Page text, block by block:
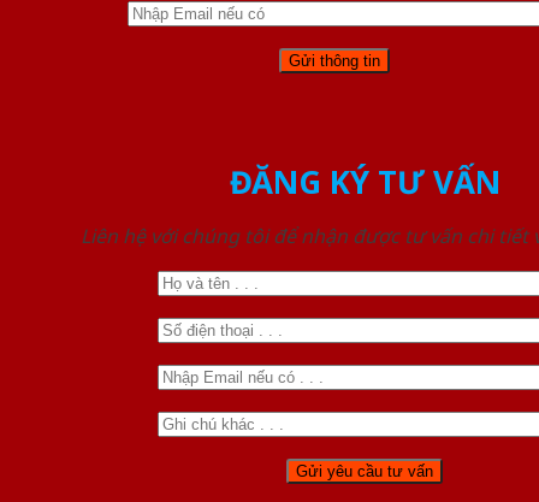
ĐĂNG KÝ TƯ VẤN
Liên hệ với chúng tôi để nhận được tư vấn chi tiết